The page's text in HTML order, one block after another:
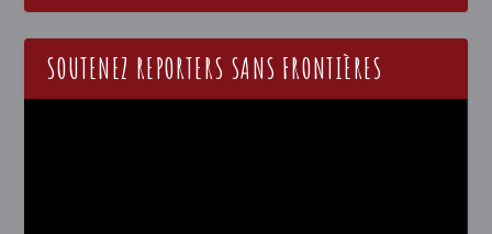
SOUTENEZ REPORTERS SANS FRONTIÈRES